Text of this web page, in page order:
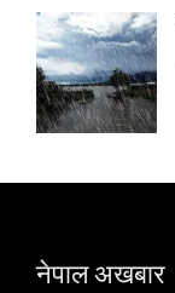
नेपाल अखबार